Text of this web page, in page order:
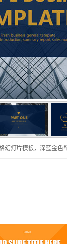
幻灯片模板，深蓝金色